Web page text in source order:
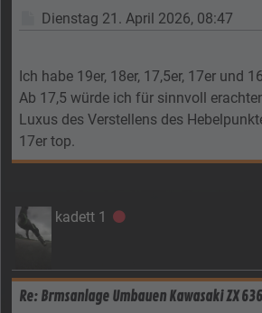
Beitrag
Dienstag 21. April 2026, 08:47
Ich habe 19er, 18er, 17,5er, 17er und
Ab 17,5 würde ich für sinnvoll
Luxus des Verstellens des
17er top.
kadett 1 Offline
Re: Brmsanlage Umbauen Kawasaki ZX